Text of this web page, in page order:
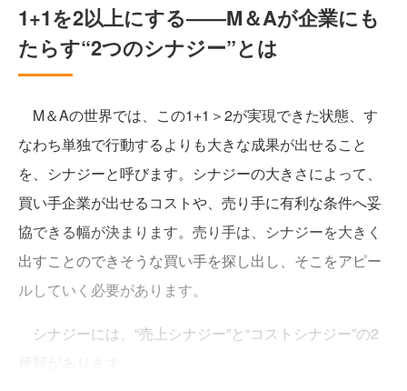
1+1を2以上にする――M＆Aが企業にも
たらす“2つのシナジー”とは
M＆Aの世界では、この1+1＞2が実現できた状態、す
なわち単独で行動するよりも大きな成果が出せること
を、シナジーと呼びます。シナジーの大きさによって、
買い手企業が出せるコストや、売り手に有利な条件へ妥
協できる幅が決まります。売り手は、シナジーを大きく
出すことのできそうな買い手を探し出し、そこをアピー
ルしていく必要があります。
シナジーには、“売上シナジー”と“コストシナジー”の2